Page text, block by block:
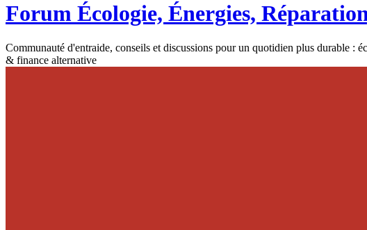
Forum Écologie, Énergies,
Communauté d'entraide, conseils et discussions pour un quotidien plus durable
& finance alternative